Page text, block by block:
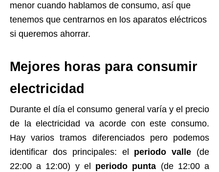
menor cuando hablamos de consumo, así que
tenemos que centrarnos en los aparatos eléctricos
si queremos ahorrar.
Mejores horas para consumir
electricidad
Durante el día el consumo general varía y el precio
de la electricidad va acorde con este consumo.
Hay varios tramos diferenciados pero podemos
identificar dos principales: el periodo valle (de
22:00 a 12:00) y el periodo punta (de 12:00 a